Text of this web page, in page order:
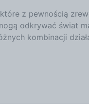
z pewnością
odkrywać świat
kombinacji